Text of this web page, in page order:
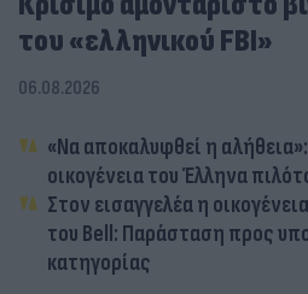
του «ελληνικού FBI»
06.08.2026
«Να αποκαλυφθεί η
οικογένεια του Έλληνα
Στον εισαγγελέα η
του Bell: Παράσταση προς
κατηγορίας